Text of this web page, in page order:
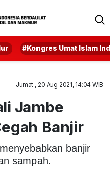
#Kongres Umat Islam
Jumat , 20 Aug 2021, 14:04 WIB
Jambe
Banjir
banjir
sampah.